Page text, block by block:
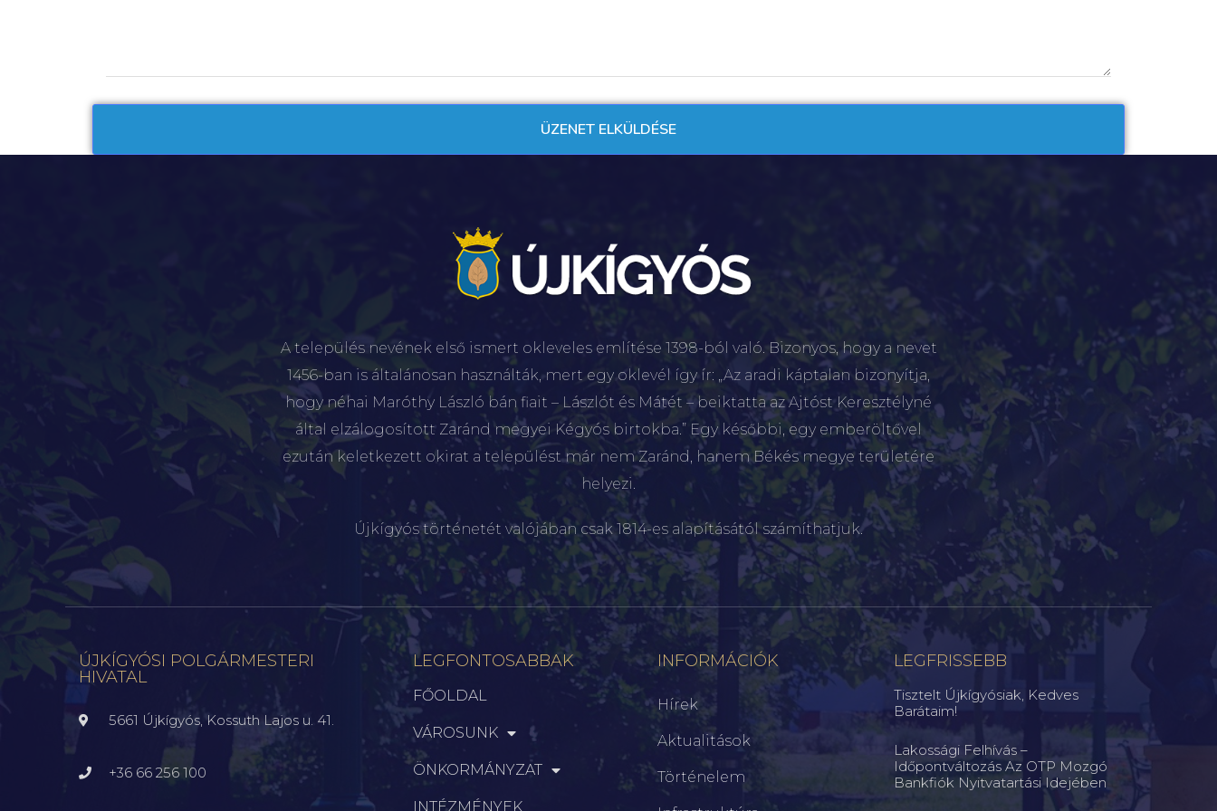
A település nevének első ismert okleveles említése 1398-ból való. Bizonyos, hogy a nevet
1456-ban is általánosan használták, mert egy oklevél így ír: „Az aradi káptalan bizonyítja,
hogy néhai Maróthy László bán fiait – Lászlót és Mátét – beiktatta az Ajtóst Keresztélyné
által elzálogosított Zaránd megyei Kégyós birtokba.” Egy későbbi, egy emberöltővel
ezután keletkezett okirat a települést már nem Zaránd, hanem Békés megye területére
helyezi.
Újkígyós történetét valójában csak 1814-es alapításától számíthatjuk.
ÚJKÍGYÓSI POLGÁRMESTERI
HIVATAL
5661 Újkígyós, Kossuth Lajos u. 41.
+36 66 256 100
LEGFONTOSABBAK
FŐOLDAL
VÁROSUNK
ÖNKORMÁNYZAT
INTÉZMÉNYEK
INFORMÁCIÓK
Hírek
Aktualitások
Történelem
LEGFRISSEBB
Tisztelt Újkígyósiak, Kedves
Barátaim!
Lakossági Felhívás –
Időpontváltozás Az OTP Mozgó
Bankfiók Nyitvatartási Idejében